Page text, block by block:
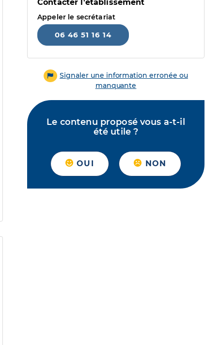
Contacter l'établissement
Appeler le secrétariat
06 46 51 16 14
Signaler une information erronée ou
manquante
Le contenu proposé vous a-t-il
été utile ?
OUI NON